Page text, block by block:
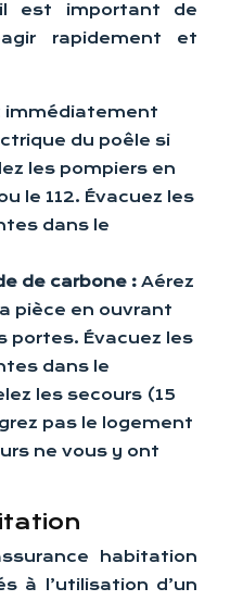
il est important de
rapidement et
immédiatement
du poêle si
les pompiers en
le 112. Évacuez les
dans le
de carbone : Aérez
pièce en ouvrant
portes. Évacuez les
dans le
les secours (15
pas le logement
ne vous y ont
habitation
à l’utilisation d’un